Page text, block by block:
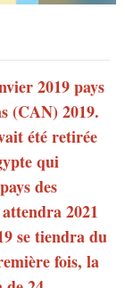
2019 pays
(CAN) 2019.
été retirée
qui
des
2021
se tiendra du
fois, la